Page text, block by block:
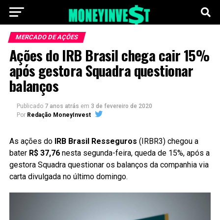
MERCADO DE AÇÕES
Ações do IRB Brasil chega cair 15%
após gestora Squadra questionar
balanços
Publicado 7 anos atrás em 3 de fevereiro de 2020
Por Redação MoneyInvest
As ações do IRB Brasil Resseguros (IRBR3) chegou a
bater R$ 37,76 nesta segunda-feira, queda de 15%, após a
gestora Squadra questionar os balanços da companhia via
carta divulgada no último domingo.